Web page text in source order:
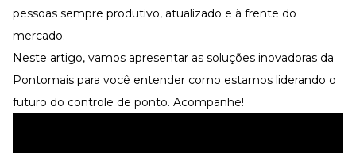
Aprofunde seu conhecimento
Ferramentas e Templates
Para agilizar o seu trabalho
Infográfico
Conteúdo prático e rápido
Kits
pessoas sempre produtivo, atualizado e à frente do
mercado.
Neste artigo, vamos apresentar as soluções inovadoras da
Pontomais para você entender como estamos liderando o
futuro do controle de ponto. Acompanhe!